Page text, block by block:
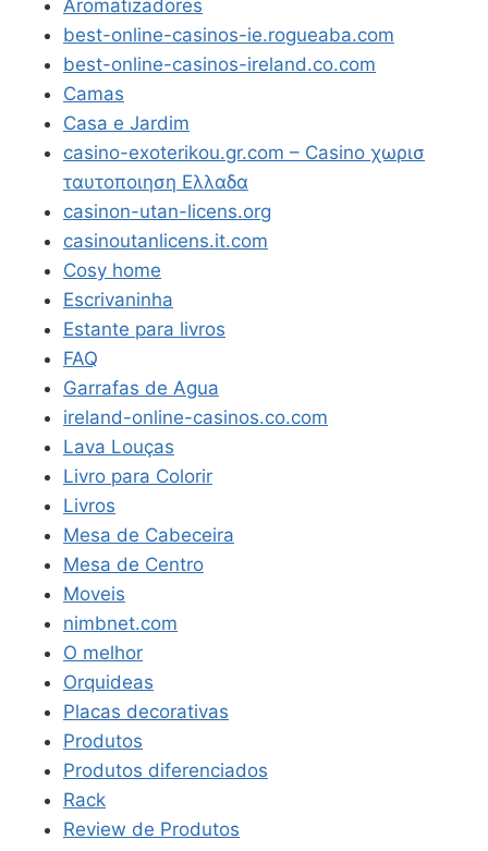
PRATA
TECIDO
RISCO
ORGANIZADAS
(CINZA)
Aromatizadores
best-online-casinos-ie.rogueaba.com
best-online-casinos-ireland.co.com
Camas
Casa e Jardim
casino-exoterikou.gr.com – Casino χωρισ
ταυτοποιηση Ελλαδα
casinon-utan-licens.org
casinoutanlicens.it.com
Cosy home
Escrivaninha
Estante para livros
FAQ
Garrafas de Agua
ireland-online-casinos.co.com
Lava Louças
Livro para Colorir
Livros
Mesa de Cabeceira
Mesa de Centro
Moveis
nimbnet.com
O melhor
Orquideas
Placas decorativas
Produtos
Produtos diferenciados
Rack
Review de Produtos